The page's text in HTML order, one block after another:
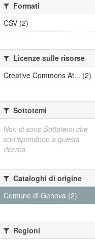
Formati
CSV (2)
Licenze sulle risorse
Creative Commons At... (2)
Sottotemi
Non ci sono Sottotemi che
corrispondono a questa
ricerca
Cataloghi di origine
Comune di Genova (2)
Regioni